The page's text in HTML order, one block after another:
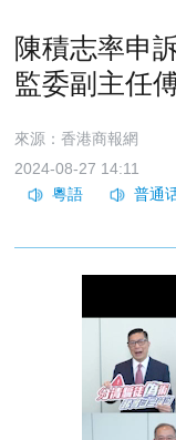
陳積志率申
監委副主任
來源：香港商報網
2024-08-27 14:11